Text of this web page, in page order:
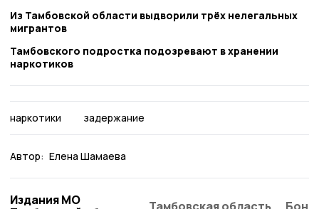
Из Тамбовской области выдворили трёх нелегальных
мигрантов
Тамбовского подростка подозревают в хранении
наркотиков
наркотики задержание
Автор: Елена Шамаева
Издания МО